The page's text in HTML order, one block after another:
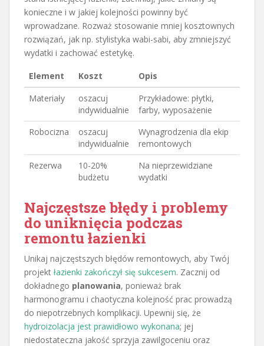
konieczne i w jakiej kolejności powinny być
wprowadzane. Rozważ stosowanie mniej kosztownych
rozwiązań, jak np. stylistyka wabi-sabi, aby zmniejszyć
wydatki i zachować estetykę.
Element Koszt
Opis
Materiały
oszacuj
indywidualnie
Przykładowe: płytki,
farby, wyposażenie
Robocizna
oszacuj
indywidualnie
Wynagrodzenia dla ekip
remontowych
Rezerwa
10-20%
budżetu
Na nieprzewidziane
wydatki
Najczęstsze błędy i problemy
do uniknięcia podczas
remontu łazienki
Unikaj najczęstszych błędów remontowych, aby Twój
projekt łazienki zakończył się sukcesem. Zacznij od
dokładnego planowania, ponieważ brak
harmonogramu i chaotyczna kolejność prac prowadzą
do niepotrzebnych komplikacji. Upewnij się, że
hydroizolacja jest prawidłowo wykonana; jej
niedostateczna jakość sprzyja zawilgoceniu oraz